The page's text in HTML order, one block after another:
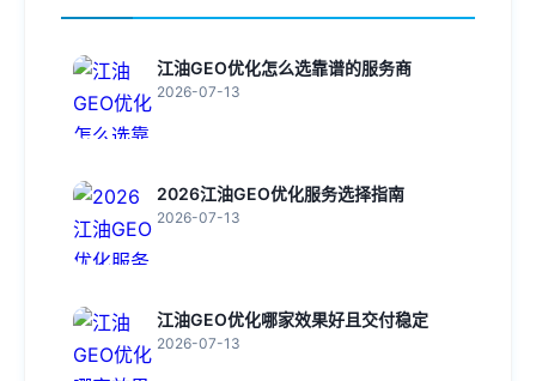
江油GEO优化怎么选靠谱的服务商
2026-07-13
2026江油GEO优化服务选择指南
2026-07-13
江油GEO优化哪家效果好且交付稳定
2026-07-13